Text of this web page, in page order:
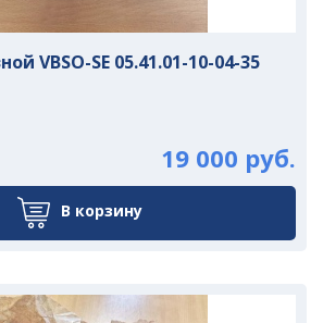
VBSO-SE 05.41.01-10-04-35
19 000 руб.
В корзину